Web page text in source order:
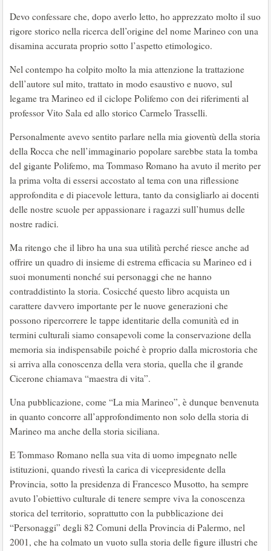
Devo confessare che, dopo averlo letto, ho apprezzato molto il suo
rigore storico nella ricerca dell’origine del nome Marineo con una
disamina accurata proprio sotto l’aspetto etimologico.
Nel contempo ha colpito molto la mia attenzione la trattazione
dell’autore sul mito, trattato in modo esaustivo e nuovo, sul
legame tra Marineo ed il ciclope Polifemo con dei riferimenti al
professor Vito Sala ed allo storico Carmelo Trasselli.
Personalmente avevo sentito parlare nella mia gioventù della storia
della Rocca che nell’immaginario popolare sarebbe stata la tomba
del gigante Polifemo, ma Tommaso Romano ha avuto il merito per
la prima volta di essersi accostato al tema con una riflessione
approfondita e di piacevole lettura, tanto da consigliarlo ai docenti
delle nostre scuole per appassionare i ragazzi sull’humus delle
nostre radici.
Ma ritengo che il libro ha una sua utilità perché riesce anche ad
offrire un quadro di insieme di estrema efficacia su Marineo ed i
suoi monumenti nonché sui personaggi che ne hanno
contraddistinto la storia. Cosicché questo libro acquista un
carattere davvero importante per le nuove generazioni che
possono ripercorrere le tappe identitarie della comunità ed in
termini culturali siamo consapevoli come la conservazione della
memoria sia indispensabile poiché è proprio dalla microstoria che
si arriva alla conoscenza della vera storia, quella che il grande
Cicerone chiamava “maestra di vita”.
Una pubblicazione, come “La mia Marineo”, è dunque benvenuta
in quanto concorre all’approfondimento non solo della storia di
Marineo ma anche della storia siciliana.
E Tommaso Romano nella sua vita di uomo impegnato nelle
istituzioni, quando rivestì la carica di vicepresidente della
Provincia, sotto la presidenza di Francesco Musotto, ha sempre
avuto l’obiettivo culturale di tenere sempre viva la conoscenza
storica del territorio, soprattutto con la pubblicazione dei
“Personaggi” degli 82 Comuni della Provincia di Palermo, nel
2001, che ha colmato un vuoto sulla storia delle figure illustri che